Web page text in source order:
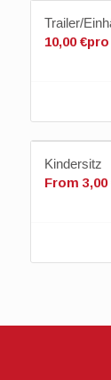
Trailer/
10,00€pro
Kindersitz
From 3,00